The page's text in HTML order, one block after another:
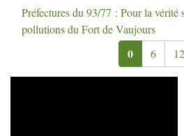
Préfectures du 93/77 : Pour la vérité
pollutions du Fort de Vaujours
0 6 12